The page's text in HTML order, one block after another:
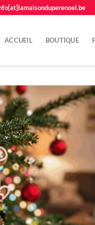
ACCUEIL BOUTIQUE